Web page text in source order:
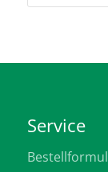
Service